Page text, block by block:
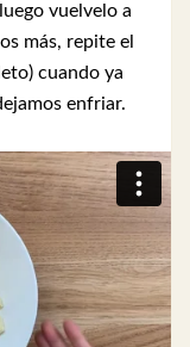
vuelvelo a
más, repite el
cuando ya
enfriar.